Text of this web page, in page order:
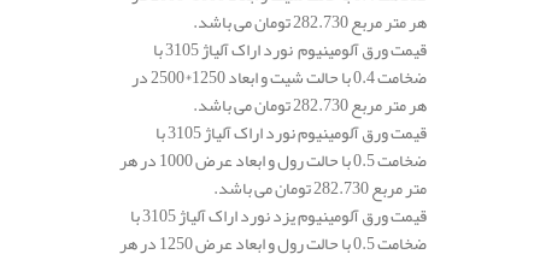
هر متر مربع 282.730 تومان می باشد.
قیمت ورق آلومینیوم نورد اراک آلیاژ 3105 با
ضخامت 0.4 با حالت شیت و ابعاد 1250*2500 در
هر متر مربع 282.730 تومان می باشد.
قیمت ورق آلومینیوم نورد اراک آلیاژ 3105 با
ضخامت 0.5 با حالت رول و ابعاد عرض 1000 در هر
متر مربع 282.730 تومان می باشد.
قیمت ورق آلومینیوم یزد نورد اراک آلیاژ 3105 با
ضخامت 0.5 با حالت رول و ابعاد عرض 1250 در هر